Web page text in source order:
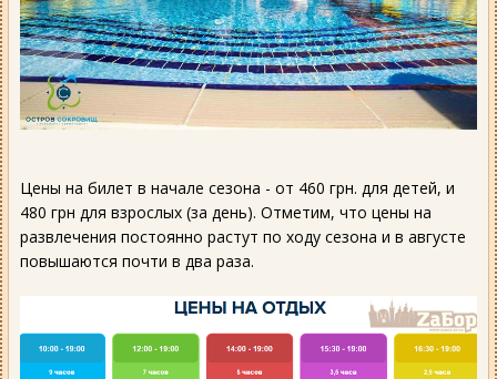
Цены на билет в начале сезона - от 460 грн. для детей, и
480 грн для взрослых (за день). Отметим, что цены на
развлечения постоянно растут по ходу сезона и в августе
повышаются почти в два раза.